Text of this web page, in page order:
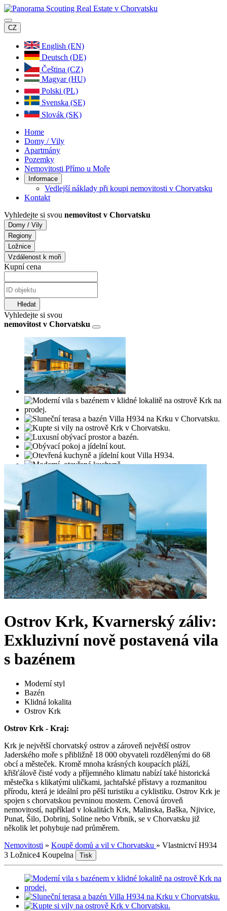
CZ
English (EN)
Deutsch (DE)
Čeština (CZ)
Magyar (HU)
Polski (PL)
Svenska (SE)
Slovák (SK)
Home
Domy / Vily
Apartmány
Pozemky
Nemovitosti Přímo u Moře
Informace
Vedlejší náklady při koupi nemovitosti v Chorvatsku
Kontakt
Vyhledejte si svou nemovitost v Chorvatsku
Domy / Vily
Regiony
Ložnice
Vzdálenost k moři
Kupní cena
Hledat
Vyhledejte si svou
nemovitost v Chorvatsku
Ostrov Krk, Kvarnerský záliv:
Exkluzivní nově postavená vila
s bazénem
Moderní styl
Bazén
Klidná lokalita
Ostrov Krk
Ostrov Krk - Kraj:
Krk je největší chorvatský ostrov a zároveň největší ostrov
Jaderského moře s přibližně 18 000 obyvateli rozdělenými do 68
obcí a městeček. Kromě mnoha krásných koupacích pláží,
křišťálově čisté vody a příjemného klimatu nabízí také historická
městečka s klikatými uličkami, jachtařské přístavy a rozmanitou
přírodu, která je ideální pro pěší turistiku a cyklistiku. Ostrov Krk je
spojen s chorvatskou pevninou mostem. Cenová úroveň
nemovitostí, například v lokalitách Krk, Malinska, Baška, Njivice,
Punat, Šilo, Dobrinj, Soline nebo Vrbnik, se v Chorvatsku již
několik let pohybuje nad průměrem.
Nemovitosti » Koupě domů a vil v Chorvatsku » Vlastnictví H934
3 Ložnice4 Koupelna Tisk